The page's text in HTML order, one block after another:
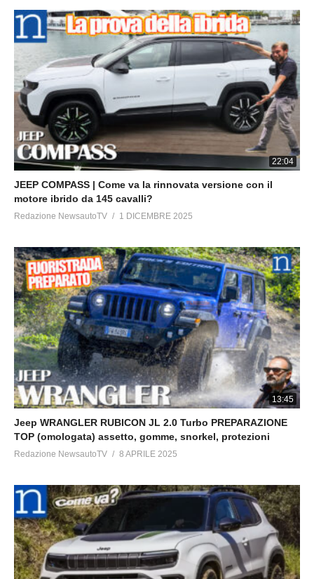
22:04
JEEP COMPASS | Come va la rinnovata versione con il
motore ibrido da 145 cavalli?
Redazione NewsautoTV 1 DICEMBRE 2025
13:45
Jeep WRANGLER RUBICON JL 2.0 Turbo PREPARAZIONE
TOP (omologata) assetto, gomme, snorkel, protezioni
Redazione NewsautoTV 8 APRILE 2025